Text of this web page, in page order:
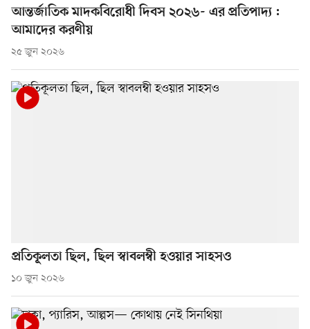
আন্তর্জাতিক মাদকবিরোধী দিবস ২০২৬- এর প্রতিপাদ্য :
আমাদের করণীয়
২৫ জুন ২০২৬
প্রতিকূলতা ছিল, ছিল স্বাবলম্বী হওয়ার সাহসও
১০ জুন ২০২৬